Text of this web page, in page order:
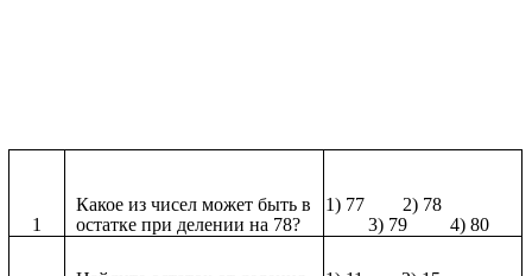
1
Какое из чисел может быть в
остатке при делении на 78?
1) 77 2) 78
3) 79 4) 80